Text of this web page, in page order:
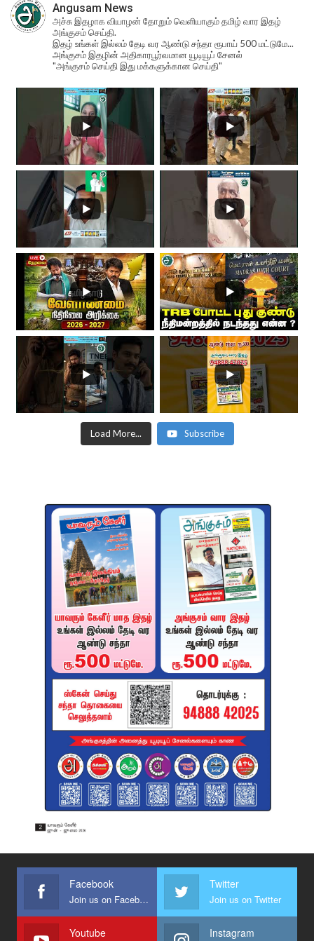
Angusam News
அச்சு இதழாக வியாழன் தோறும் வெளியாகும் தமிழ் வார இதழ்
அங்குசம் செய்தி.
இதழ் உங்கள் இல்லம் தேடி வர ஆண்டு சந்தா ரூபாய் 500 மட்டுமே...
அங்குசம் இதழின் அதிகாரபூர்வமான யூடியூப் சேனல்
"அங்குசம் செய்தி இது மக்களுக்கான செய்தி"
Load More... Subscribe
Facebook
Join us on Facebook
Twitter
Join us on Twitter
Youtube Instagram